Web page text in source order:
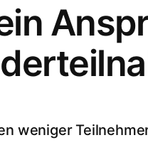
weniger